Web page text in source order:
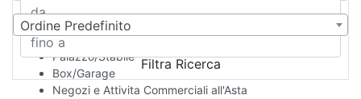
Camera d'Albergo
Multiproprietà
Palazzo/Stabile
Box/Garage
Negozi e Attivita Commerciali all'Asta
Ordine Predefinito
Filtra Ricerca